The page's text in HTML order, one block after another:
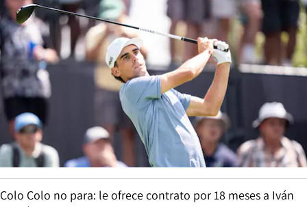
Colo Colo no para: le ofrece contrato por 18 meses a Iván